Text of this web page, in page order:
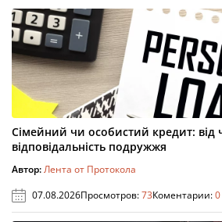
Сімейний чи особистий кредит: від
відповідальність подружжя
Автор:Лента от Протокола
07.08.2026Просмотров:73Коментарии:0